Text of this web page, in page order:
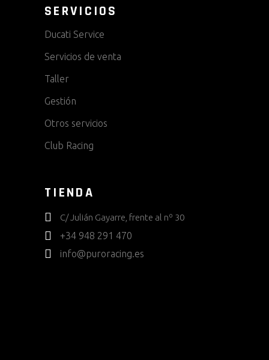
SERVICIOS
Ducati Service
Servicios de venta
Taller
Gestión
Otros servicios
Club Racing
TIENDA
C/ Julián Gayarre, frente al nº 30
+34 948 291 470
info@puroracing.es